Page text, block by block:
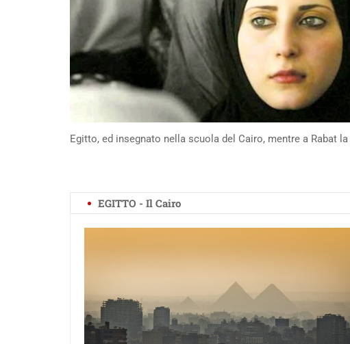
Egitto, ed insegnato nella scuola del Cairo, mentre a Rabat
EGITTO - Il Cairo